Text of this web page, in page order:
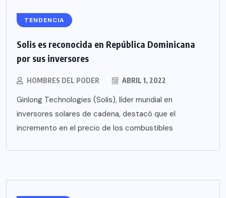
TENDENCIA
Solis es reconocida en República Dominicana
por sus inversores
HOMBRES DEL PODER ABRIL 1, 2022
Ginlong Technologies (Solis), líder mundial en
inversores solares de cadena, destacó que el
incremento en el precio de los combustibles